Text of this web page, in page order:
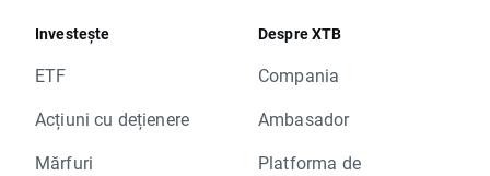
Investește
ETF
Acțiuni cu dețienere
Mărfuri
Despre XTB
Compania
Ambasador
Platforma de